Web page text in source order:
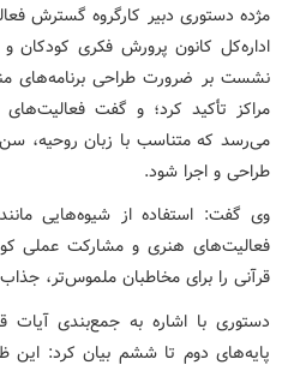
مژده دستوری دبیر کارگروه گسترش
اداره‌کل کانون پرورش فکری کودکان
نشست بر ضرورت طراحی برنامه‌های
مراکز تأکید کرد؛ و گفت
می‌رسد که متناسب با زبان روحیه،
طراحی و اجرا شود.
وی گفت: استفاده از شیوه‌هایی
فعالیت‌های هنری و مشارکت عملی
قرآنی را برای مخاطبان ملموس‌تر،
دستوری با اشاره به جمع‌بندی
پایه‌های دوم تا ششم بیان کرد: این